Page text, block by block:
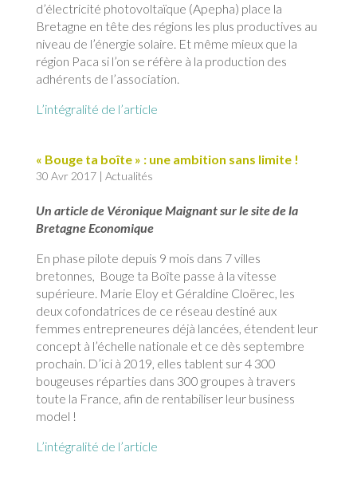
d’électricité photovoltaïque (Apepha) place la
Bretagne en tête des régions les plus productives au
niveau de l’énergie solaire. Et même mieux que la
région Paca si l’on se réfère à la production des
adhérents de l’association.
L’intégralité de l’article
« Bouge ta boîte » : une ambition sans limite !
30 Avr 2017| Actualités
Un article de Véronique Maignant sur le site de la
Bretagne Economique
En phase pilote depuis 9 mois dans 7 villes
bretonnes, Bouge ta Boîte passe à la vitesse
supérieure. Marie Eloy et Géraldine Cloërec, les
deux cofondatrices de ce réseau destiné aux
femmes entrepreneures déjà lancées, étendent leur
concept à l’échelle nationale et ce dès septembre
prochain. D’ici à 2019, elles tablent sur 4 300
bougeuses réparties dans 300 groupes à travers
toute la France, afin de rentabiliser leur business
model !
L’intégralité de l’article